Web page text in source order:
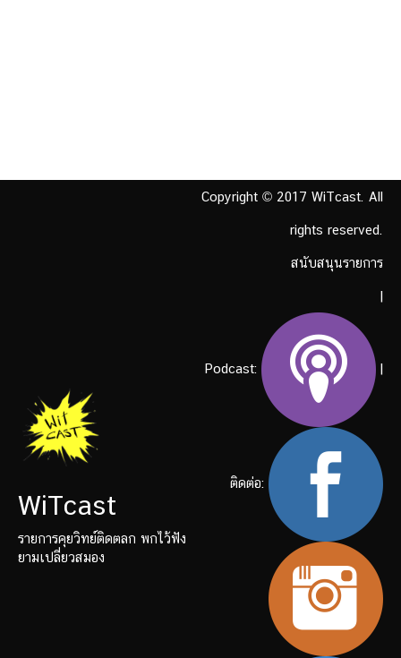
WiTcast
รายการคุยวิทย์ติดตลก พกไว้ฟัง
ยามเปลี่ยวสมอง
Copyright © 2017 WiTcast. All
rights reserved.
สนับสนุนรายการ
|
Podcast: |
ติดต่อ: